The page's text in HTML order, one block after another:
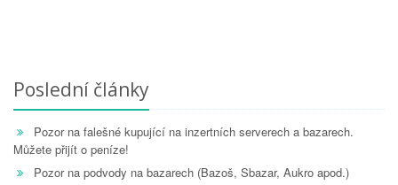
Poslední články
Pozor na falešné kupující na inzertních serverech a bazarech.
Můžete přijít o peníze!
Pozor na podvody na bazarech (Bazoš, Sbazar, Aukro apod.)